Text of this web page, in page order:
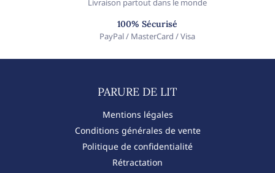
100% Sécurisé
PayPal / MasterCard / Visa
PARURE DE LIT​
Mentions légales
Conditions générales de vente
Politique de confidentialité
Rétractation